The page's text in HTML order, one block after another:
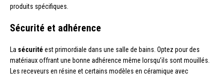
produits spécifiques.
Sécurité et adhérence
La sécurité est primordiale dans une salle de bains. Optez pour des
matériaux offrant une bonne adhérence même lorsqu’ils sont mouillés.
Les receveurs en résine et certains modèles en céramique avec